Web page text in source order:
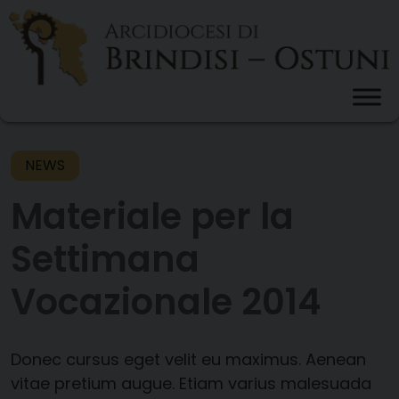
Skip
content
NEWS
Donec cursus eget velit eu maximus. Aenean
vitae pretium augue. Etiam varius malesuada